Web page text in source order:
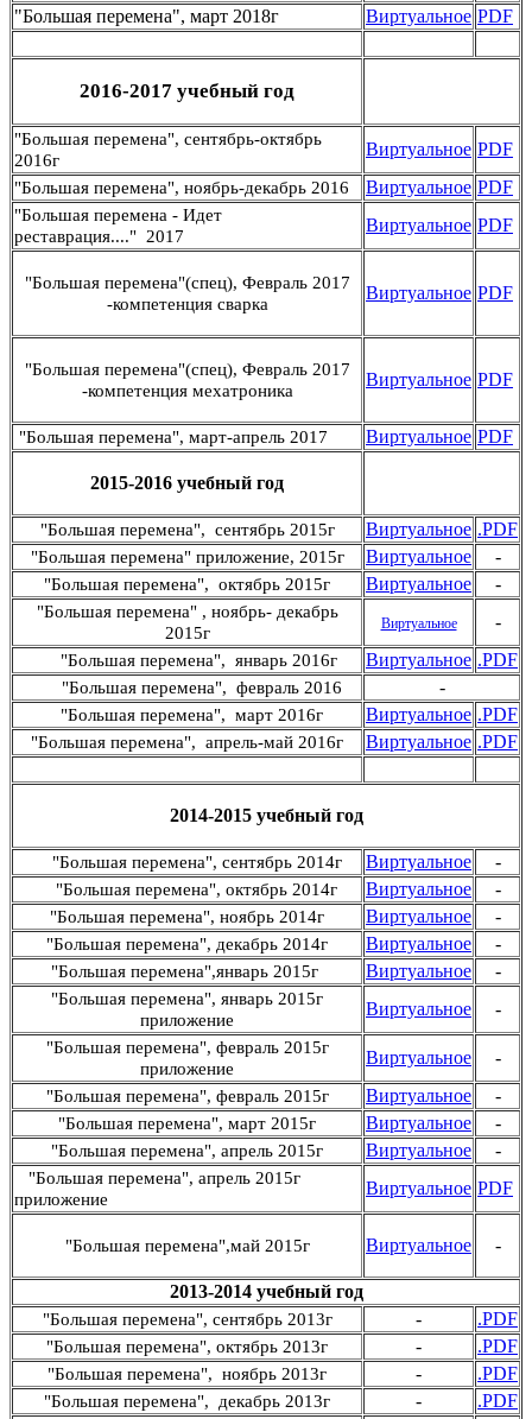
"Большая перемена", март 2018г
Виртуальное PDF
2016-2017 учебный год
"Большая перемена", сентябрь-октябрь
2016г
Виртуальное PDF
"Большая перемена", ноябрь-декабрь 2016 Виртуальное PDF
"Большая перемена - Идет
реставрация...." 2017
Виртуальное PDF
"Большая перемена"(спец), Февраль 2017
-компетенция сварка
Виртуальное PDF
"Большая перемена"(спец), Февраль 2017
-компетенция мехатроника
Виртуальное PDF
"Большая перемена", март-апрель 2017 Виртуальное PDF
2015-2016 учебный год
"Большая перемена", сентябрь 2015г Виртуальное .PDF
"Большая перемена" приложение, 2015г Виртуальное -
"Большая перемена", октябрь 2015г Виртуальное -
"Большая перемена" , ноябрь- декабрь
2015г
Виртуальное -
"Большая перемена", январь 2016г Виртуальное .PDF
"Большая перемена", февраль 2016 -
"Большая перемена", март 2016г Виртуальное .PDF
"Большая перемена", апрель-май 2016г Виртуальное .PDF
2014-2015 учебный год
"Большая перемена", сентябрь 2014г Виртуальное -
"Большая перемена", октябрь 2014г Виртуальное -
"Большая перемена", ноябрь 2014г Виртуальное -
"Большая перемена", декабрь 2014г Виртуальное -
"Большая перемена",январь 2015г Виртуальное -
"Большая перемена", январь 2015г
приложение
Виртуальное -
"Большая перемена", февраль 2015г
приложение
Виртуальное -
"Большая перемена", февраль 2015г Виртуальное -
"Большая перемена", март 2015г Виртуальное -
"Большая перемена", апрель 2015г Виртуальное -
"Большая перемена", апрель 2015г
приложение
Виртуальное PDF
"Большая перемена",май 2015г Виртуальное -
2013-2014 учебный год
"Большая перемена", cентябрь 2013г - .PDF
"Большая перемена", октябрь 2013г - .PDF
"Большая перемена", ноябрь 2013г - .PDF
"Большая перемена", декабрь 2013г - .PDF